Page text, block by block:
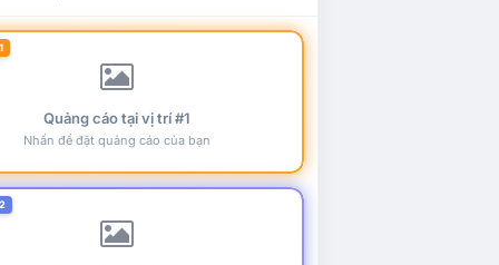
Quảng cáo tại vị trí #1
Nhấn để đặt quảng cáo của bạn